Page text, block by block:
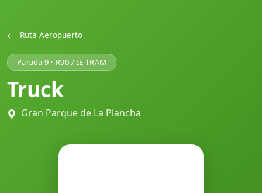
Ruta Aeropuerto
Parada 9 · R907 IE-TRAM
Truck
Gran Parque de La Plancha